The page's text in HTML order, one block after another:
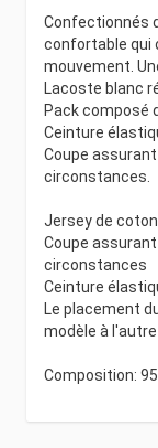
Confectionnés
confortable qui
mouvement.
Lacoste blanc
Pack composé
Ceinture
Coupe
circonstances.
Jersey de
Coupe
circonstances
Ceinture
Le placement
modèle à l'autre
Composition: